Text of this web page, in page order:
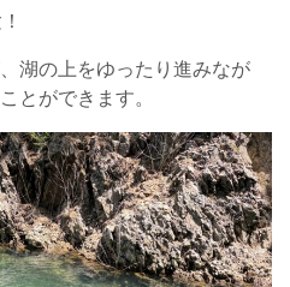
湖の上をゆったり進みなが
とができます。